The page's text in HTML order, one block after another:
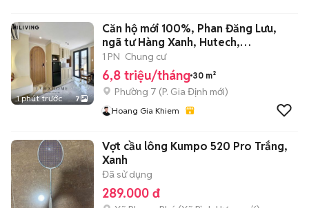
1 phút trước 7
Căn hộ mới 100%, Phan Đăng Lưu,
ngã tư Hàng Xanh, Hutech,
Landmark81
1 PN Chung cư
6,8 triệu/tháng 30 m²
Phường 7 (P. Gia Định mới)
Hoang Gia Khiem
Vợt cầu lông Kumpo 520 Pro Trắng,
Xanh
Đã sử dụng
289.000 đ